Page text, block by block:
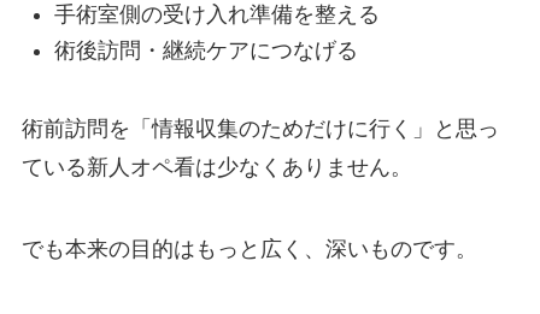
手術室側の受け入れ準備を整える
術後訪問・継続ケアにつなげる
術前訪問を「情報収集のためだけに行く」と思っ
ている新人オペ看は少なくありません。
でも本来の目的はもっと広く、深いものです。